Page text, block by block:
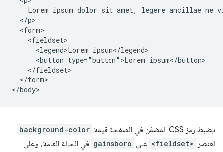
Lorem ipsum dolor sit amet, legere ancillae ne
  </p>
  <form>
    <fieldset>
      <legend>Lorem ipsum</legend>
      <button type="button">Lorem ipsum</button>
    </fieldset>
  </form>
يضبط رمز CSS المضمّن في الصفحة قيمة background-color
لعنصر <fieldset> على gainsboro في الحالة العامة، وعلى